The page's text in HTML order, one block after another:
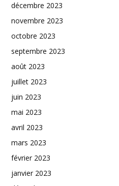
décembre 2023
novembre 2023
octobre 2023
septembre 2023
août 2023
juillet 2023
juin 2023
mai 2023
avril 2023
mars 2023
février 2023
janvier 2023